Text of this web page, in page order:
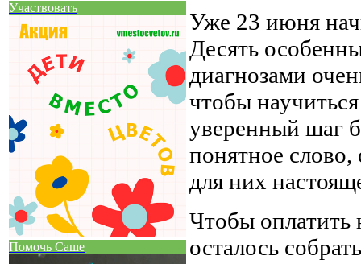
Участвовать
Помочь Саше
Уже 23 июня
Десять
диагнозами
чтобы
уверенный шаг
понятное
для них
Чтобы оплатить
осталось